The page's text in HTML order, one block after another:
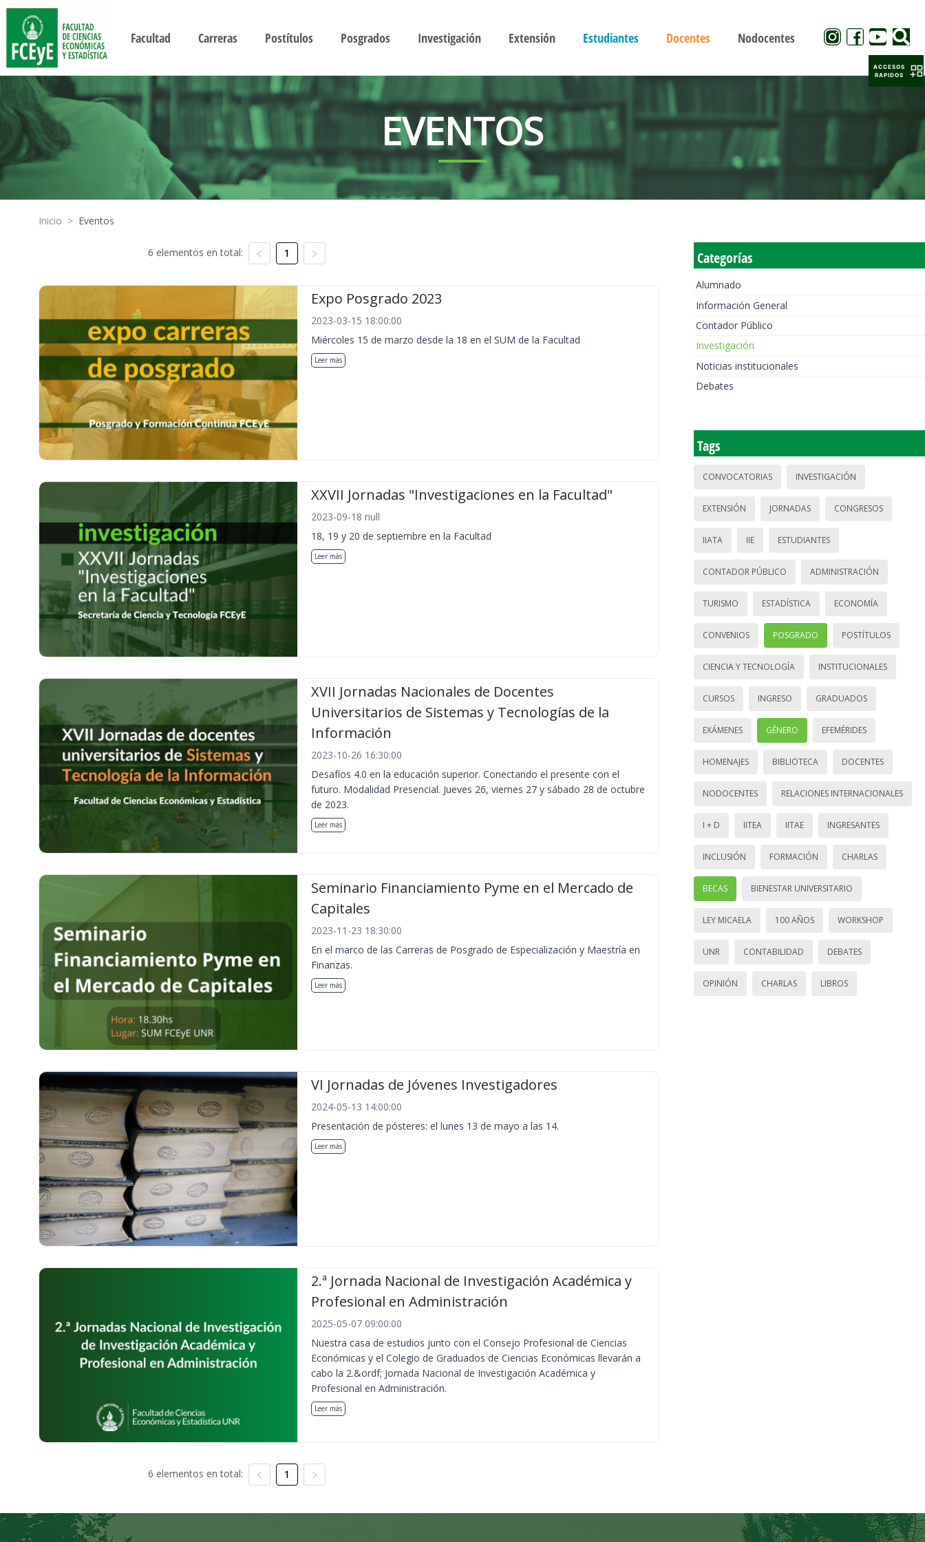
Facultad Carreras Postítulos Posgrados Investigación Extensión Estudiantes Docentes Nodocentes
EVENTOS
Inicio > Eventos
6 elementos en total: 1
Expo Posgrado 2023
2023-03-15 18:00:00
Miércoles 15 de marzo desde la 18 en el SUM de la Facultad
Leer más
XXVII Jornadas "Investigaciones en la Facultad"
2023-09-18 null
18, 19 y 20 de septiembre en la Facultad
Leer más
XVII Jornadas Nacionales de Docentes
Universitarios de Sistemas y Tecnologías de la
Información
2023-10-26 16:30:00
Desafíos 4.0 en la educación superior. Conectando el presente con el
futuro. Modalidad Presencial. Jueves 26, viernes 27 y sábado 28 de octubre
de 2023.
Leer más
Seminario Financiamiento Pyme en el Mercado de
Capitales
2023-11-23 18:30:00
En el marco de las Carreras de Posgrado de Especialización y Maestría en
Finanzas.
Leer más
VI Jornadas de Jóvenes Investigadores
2024-05-13 14:00:00
Presentación de pósteres: el lunes 13 de mayo a las 14.
Leer más
2.ª Jornada Nacional de Investigación Académica y
Profesional en Administración
2025-05-07 09:00:00
Nuestra casa de estudios junto con el Consejo Profesional de Ciencias
Económicas y el Colegio de Graduados de Ciencias Económicas llevarán a
cabo la 2.&ordf; Jornada Nacional de Investigación Académica y
Profesional en Administración.
Leer más
6 elementos en total: 1
Categorías
Alumnado
Información General
Contador Público
Investigación
Noticias institucionales
Debates
Tags
CONVOCATORIAS INVESTIGACIÓN
EXTENSIÓN JORNADAS CONGRESOS
IIATA IIE ESTUDIANTES
CONTADOR PÚBLICO ADMINISTRACIÓN
TURISMO ESTADÍSTICA ECONOMÍA
CONVENIOS POSGRADO POSTÍTULOS
CIENCIA Y TECNOLOGÍA INSTITUCIONALES
CURSOS INGRESO GRADUADOS
EXÁMENES GÉNERO EFEMÉRIDES
HOMENAJES BIBLIOTECA DOCENTES
NODOCENTES RELACIONES INTERNACIONALES
I + D IITEA IITAE INGRESANTES
INCLUSIÓN FORMACIÓN CHARLAS
BECAS BIENESTAR UNIVERSITARIO
LEY MICAELA 100 AÑOS WORKSHOP
UNR CONTABILIDAD DEBATES
OPINIÓN CHARLAS LIBROS
ACCESOS
RAPIDOS